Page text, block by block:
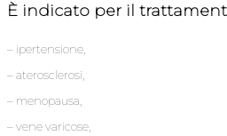
È indicato per il
– ipertensione,
– aterosclerosi,
– menopausa,
– vene varicose,